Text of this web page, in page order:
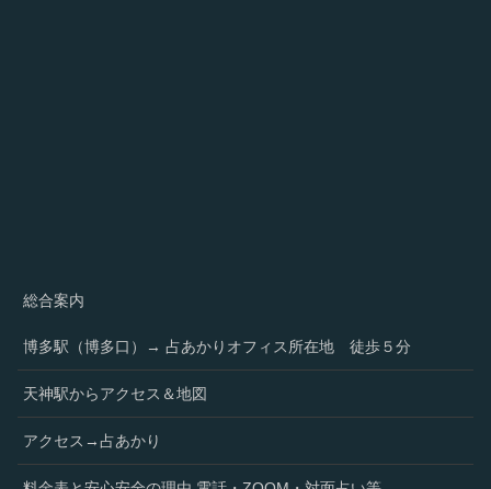
総合案内
博多駅（博多口）→ 占あかりオフィス所在地 徒歩５分
天神駅からアクセス＆地図
アクセス→占あかり